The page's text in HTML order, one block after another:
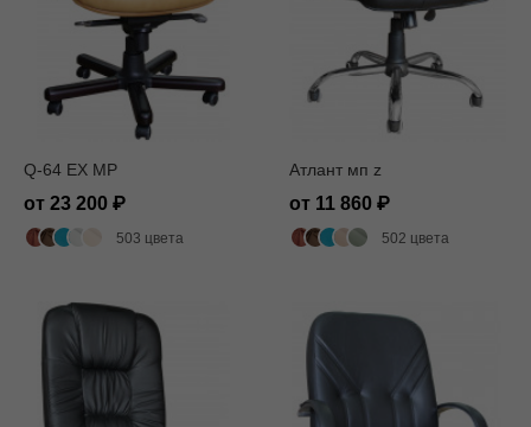
Q-64 EX MP
от 23 200
503 цвета
Атлант мп z
от 11 860
502 цвета